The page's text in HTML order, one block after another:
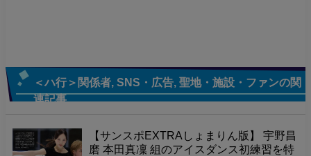
＜ハ行＞関係者, SNS・広告, 聖地・施設・ファンの関
連記事
【サンスポEXTRAしょまりん版】 宇野昌
磨 本田真凜 組のアイスダンス初練習を特